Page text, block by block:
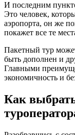
И последним
Это человек,
аэропорта, он же
покажет все те
Пакетный тур
быть дополнен и
Главными
экономичность и
Как